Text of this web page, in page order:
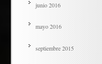
junio 2016
mayo 2016
septiembre 2015